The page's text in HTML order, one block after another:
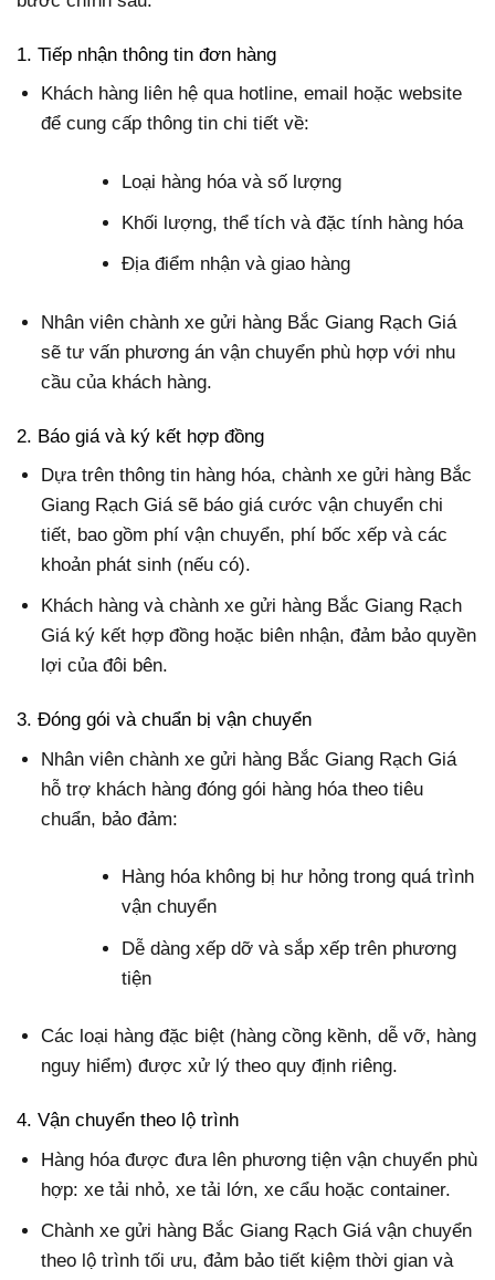
1. Tiếp nhận thông tin đơn hàng
Khách hàng liên hệ qua hotline, email hoặc website
để cung cấp thông tin chi tiết về:
Loại hàng hóa và số lượng
Khối lượng, thể tích và đặc tính hàng hóa
Địa điểm nhận và giao hàng
Nhân viên chành xe gửi hàng Bắc Giang Rạch Giá
sẽ tư vấn phương án vận chuyển phù hợp với nhu
cầu của khách hàng.
2. Báo giá và ký kết hợp đồng
Dựa trên thông tin hàng hóa, chành xe gửi hàng Bắc
Giang Rạch Giá sẽ báo giá cước vận chuyển chi
tiết, bao gồm phí vận chuyển, phí bốc xếp và các
khoản phát sinh (nếu có).
Khách hàng và chành xe gửi hàng Bắc Giang Rạch
Giá ký kết hợp đồng hoặc biên nhận, đảm bảo quyền
lợi của đôi bên.
3. Đóng gói và chuẩn bị vận chuyển
Nhân viên chành xe gửi hàng Bắc Giang Rạch Giá
hỗ trợ khách hàng đóng gói hàng hóa theo tiêu
chuẩn, bảo đảm:
Hàng hóa không bị hư hỏng trong quá trình
vận chuyển
Dễ dàng xếp dỡ và sắp xếp trên phương
tiện
Các loại hàng đặc biệt (hàng cồng kềnh, dễ vỡ, hàng
nguy hiểm) được xử lý theo quy định riêng.
4. Vận chuyển theo lộ trình
Hàng hóa được đưa lên phương tiện vận chuyển phù
hợp: xe tải nhỏ, xe tải lớn, xe cẩu hoặc container.
Chành xe gửi hàng Bắc Giang Rạch Giá vận chuyển
theo lộ trình tối ưu, đảm bảo tiết kiệm thời gian và